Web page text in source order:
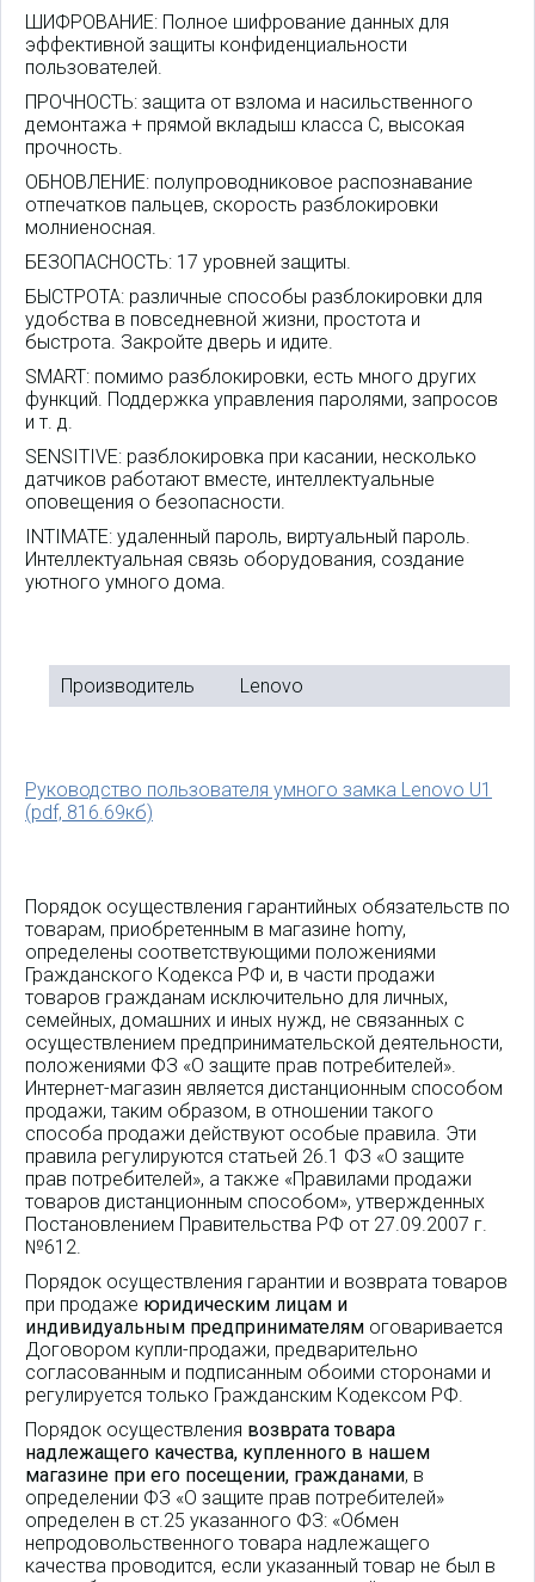
ШИФРОВАНИЕ: Полное шифрование данных для
эффективной защиты конфиденциальности
пользователей.
ПРОЧНОСТЬ: защита от взлома и насильственного
демонтажа + прямой вкладыш класса C, высокая
прочность.
ОБНОВЛЕНИЕ: полупроводниковое распознавание
отпечатков пальцев, скорость разблокировки
молниеносная.
БЕЗОПАСНОСТЬ: 17 уровней защиты.
БЫСТРОТА: различные способы разблокировки для
удобства в повседневной жизни, простота и
быстрота. Закройте дверь и идите.
SMART: помимо разблокировки, есть много других
функций. Поддержка управления паролями, запросов
и т. д.
SENSITIVE: разблокировка при касании, несколько
датчиков работают вместе, интеллектуальные
оповещения о безопасности.
INTIMATE: удаленный пароль, виртуальный пароль.
Интеллектуальная связь оборудования, создание
уютного умного дома.
Производитель Lenovo
Руководство пользователя умного замка Lenovo U1
(pdf, 816.69кб)
Порядок осуществления гарантийных обязательств по
товарам, приобретенным в магазине homy,
определены соответствующими положениями
Гражданского Кодекса РФ и, в части продажи
товаров гражданам исключительно для личных,
семейных, домашних и иных нужд, не связанных с
осуществлением предпринимательской деятельности,
положениями ФЗ «О защите прав потребителей».
Интернет-магазин является дистанционным способом
продажи, таким образом, в отношении такого
способа продажи действуют особые правила. Эти
правила регулируются статьей 26.1 ФЗ «О защите
прав потребителей», а также «Правилами продажи
товаров дистанционным способом», утвержденных
Постановлением Правительства РФ от 27.09.2007 г.
№612.
Порядок осуществления гарантии и возврата товаров
при продаже юридическим лицам и
индивидуальным предпринимателям оговаривается
Договором купли-продажи, предварительно
согласованным и подписанным обоими сторонами и
регулируется только Гражданским Кодексом РФ.
Порядок осуществления возврата товара
надлежащего качества, купленного в нашем
магазине при его посещении, гражданами, в
определении ФЗ «О защите прав потребителей»
определен в ст.25 указанного ФЗ: «Обмен
непродовольственного товара надлежащего
качества проводится, если указанный товар не был в